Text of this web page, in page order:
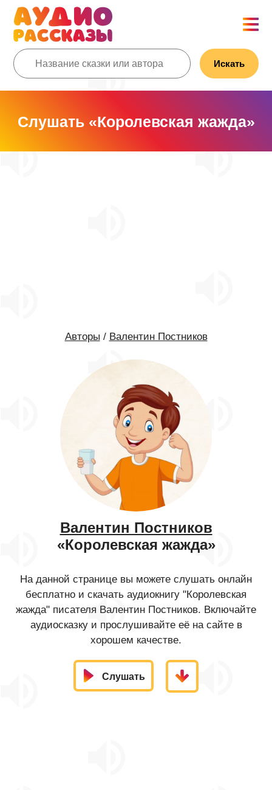
Искать
Слушать «Королевская жажда»
Авторы / Валентин Постников
Валентин Постников
«Королевская жажда»
На данной странице вы можете слушать онлайн
бесплатно и скачать аудиокнигу "Королевская
жажда" писателя Валентин Постников. Включайте
аудиосказку и прослушивайте её на сайте в
хорошем качестве.
Слушать